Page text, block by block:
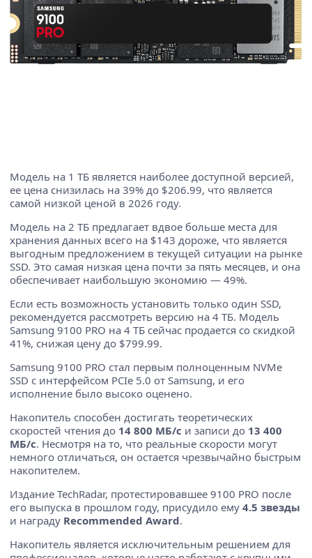
Модель на 1 ТБ является наиболее доступной версией,
ее цена снизилась на 39% до $206.99, что является
самой низкой ценой в 2026 году.
Модель на 2 ТБ предлагает вдвое больше места для
хранения данных всего на $143 дороже, что является
выгодным предложением в текущей ситуации на рынке
SSD. Это самая низкая цена почти за пять месяцев, и она
обеспечивает наибольшую экономию — 49%.
Если есть возможность установить только один SSD,
рекомендуется рассмотреть версию на 4 ТБ. Модель
Samsung 9100 PRO на 4 ТБ сейчас продается со скидкой
41%, снижая цену до $799.99.
Samsung 9100 PRO стал первым полноценным NVMe
SSD с интерфейсом PCIe 5.0 от Samsung, и его
исполнение было высоко оценено.
Накопитель способен достигать теоретических
скоростей чтения до 14 800 МБ/с и записи до 13 400
МБ/с. Несмотря на то, что реальные скорости могут
немного отличаться, он остается чрезвычайно быстрым
накопителем.
Издание TechRadar, протестировавшее 9100 PRO после
его выпуска в прошлом году, присудило ему 4.5 звезды
и награду Recommended Award.
Накопитель является исключительным решением для